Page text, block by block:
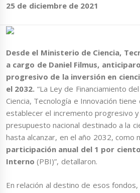
25 de diciembre de 2021
Desde el Ministerio de Ciencia,
a cargo de Daniel Filmus,
progresivo de la inversión en
el 2032. “La Ley de Financiamiento
Ciencia, Tecnología e Innovación
establecer el incremento progresivo
presupuesto nacional destinado a la
hasta alcanzar, en el año 2032, como
participación anual del 1 por
Interno (PBI)”, detallaron.
En relación al destino de esos